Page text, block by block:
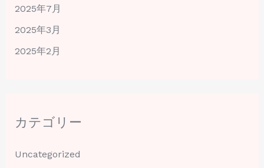
2025年7月
2025年3月
2025年2月
カテゴリー
Uncategorized